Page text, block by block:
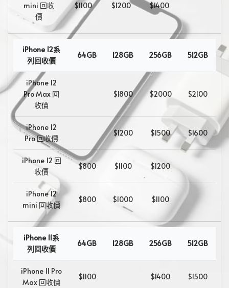
mini 回收
價
$1100 $1200 $1400
iPhone 12系
列回收價
64GB 128GB 256GB 512GB
iPhone 12
Pro Max 回
收價
$1800 $2000 $2100
iPhone 12
Pro 回收價
$1200 $1500 $1600
iPhone 12 回
收價
$800 $1100 $1200
iPhone 12
mini 回收價
$800 $1000 $1100
iPhone 11系
列回收價
64GB 128GB 256GB 512GB
iPhone 11 Pro
Max 回收價
$1100 $1400 $1500